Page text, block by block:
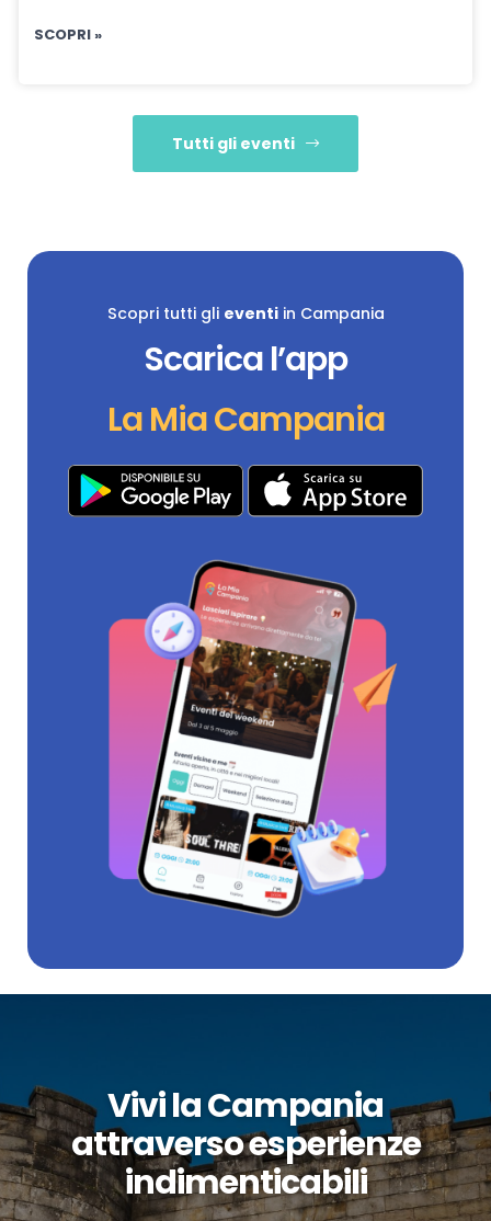
SCOPRI »
Tutti gli eventi
Scopri tutti gli eventiin Campania
Scarica l’app
La Mia Campania
Vivi la Campania
attraverso esperienze
indimenticabili